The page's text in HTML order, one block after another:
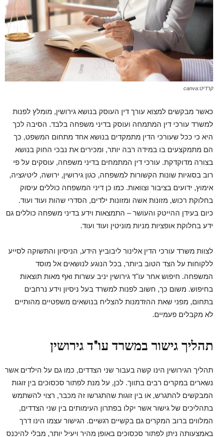
קרדיט:canva
כאשר מבקשים למצוא עורך דין העוסק בנושא גירושין, מומלץ לפנות
למשרד עורכי דין המתמחה ועוסק בדיני משפחה בלבד. הסיבה לכך
היא כי ככל שעורכי הדין מתמקדים בנושא אחד מתחום המשפט, כך
הם מתמקצעים בו במידה רבה יותר, ומכירים את נבכי החוק בנושא
בצורה מדוקדקת. עורכי דין המתמחים בדיני משפחה, עוסקים על פי
רוב בסוגיות שונות הקשורות למשפחה, כגון גירושין, ירושה, ליטיגציה,
אימוץ, ידועים בציבור וצוואות. כמו כן דיני המשפחה כוללים עיסוק
בחלוקת רכוש, מזונות אשה ומזונות ילדים, הסדרי שהות ועוד ועוד.
כיום בעידן ההייטק והעושר – התמצאות וידע בדיני משפחה כוללים גם
ידע בחלוקת אופציות מניות מוניטין ועוד ועוד.
לצוות משרד עורכי הדין אלינור ליבוביץ הידע, הניסיון והתשוקה לסייע
ללקוחות על הצד הטוב ביותר, בכל הנוגע לנושאים אל מוסד
המשפחה. חיפוש אחר עו"ד גירושין יניב עשרות ואף מאות תוצאות
בחיפוש. משום כך, חשוב לפנות למשרד בעל ניסיון וידע נרחבים
בתחום, מפני שאת ההזדמנות להצליח בנושאים משפטיים מהותיים
לא מקבלים פעמיים.
תהליך גישור במשרד עו"ד גירושין
תהליך הגירושין הינו קשה בעבור שני הצדדים, כמו גם על הילדים אשר
נשארים במקרים רבים בתווך. לכן, על מנת לפתור סכסוכים בין זוגות
המבקשים להתגרש, או בין זוגות שהתגרשו זה מכבר, רצוי להשתמש
בתהליכים של גישור אשר יקלו בפתרון העימותים בין שני הצדדים,
המלווים ברוב המקרים גם בקשיים רגשיים. הגישור עצמו הינו דרך
באמצעותה ניתן לפתור סכסוכים באופן מהיר ויעיל יותר, מבלי להיכנס